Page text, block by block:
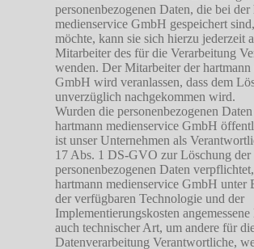
personenbezogenen Daten, die bei der
medienservice GmbH gespeichert
möchte, kann sie sich hierzu jederzeit
Mitarbeiter des für die Verarbeitung
wenden. Der Mitarbeiter der hartmann
GmbH wird veranlassen, dass dem
unverzüglich nachgekommen wird.
Wurden die personenbezogenen
hartmann medienservice GmbH
ist unser Unternehmen als
17 Abs. 1 DS-GVO zur Löschung der
personenbezogenen Daten
hartmann medienservice GmbH unter
der verfügbaren Technologie und der
Implementierungskosten
auch technischer Art, um andere für
Datenverarbeitung Verantwortliche,